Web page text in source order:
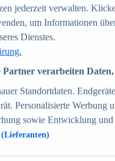
als 39.000 Online-Shops
70+
jederzeit verwalten.
um Informationen
Dienstes.
verarbeiten
Standortdaten.
Personalisierte Werbung
sowie Entwicklung